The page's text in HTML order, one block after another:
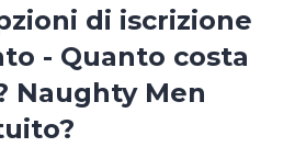
di iscrizione
- Quanto costa
Naughty Men